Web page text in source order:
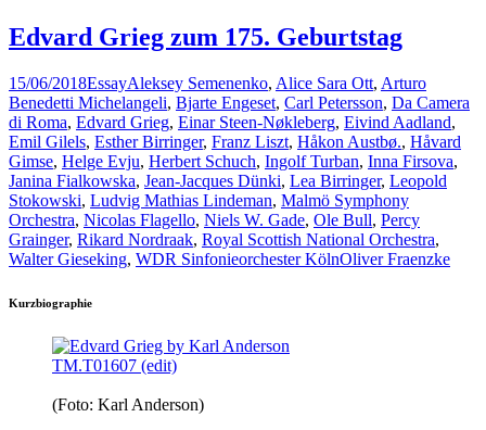
Edvard Grieg zum 175. Geburtstag
15/06/2018EssayAleksey Semenenko, Alice Sara Ott, Arturo
Benedetti Michelangeli, Bjarte Engeset, Carl Petersson, Da Camera
di Roma, Edvard Grieg, Einar Steen-Nøkleberg, Eivind Aadland,
Emil Gilels, Esther Birringer, Franz Liszt, Håkon Austbø., Håvard
Gimse, Helge Evju, Herbert Schuch, Ingolf Turban, Inna Firsova,
Janina Fialkowska, Jean-Jacques Dünki, Lea Birringer, Leopold
Stokowski, Ludvig Mathias Lindeman, Malmö Symphony
Orchestra, Nicolas Flagello, Niels W. Gade, Ole Bull, Percy
Grainger, Rikard Nordraak, Royal Scottish National Orchestra,
Walter Gieseking, WDR Sinfonieorchester KölnOliver Fraenzke
Kurzbiographie
(Foto: Karl Anderson)